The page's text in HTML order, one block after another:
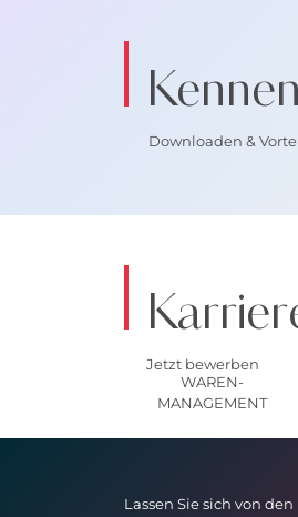
Downloaden &
Jetzt bewerben
WAREN-
MANAGEMENT
Lassen Sie sich von